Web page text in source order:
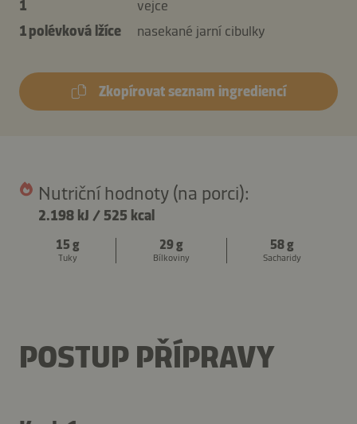
1
vejce
1 polévková lžíce
nasekané jarní cibulky
Zkopírovat seznam ingrediencí
Nutriční hodnoty (na porci):
2.198 kJ / 525 kcal
15 g
Tuky
29 g
Bílkoviny
58 g
Sacharidy
POSTUP PŘÍPRAVY